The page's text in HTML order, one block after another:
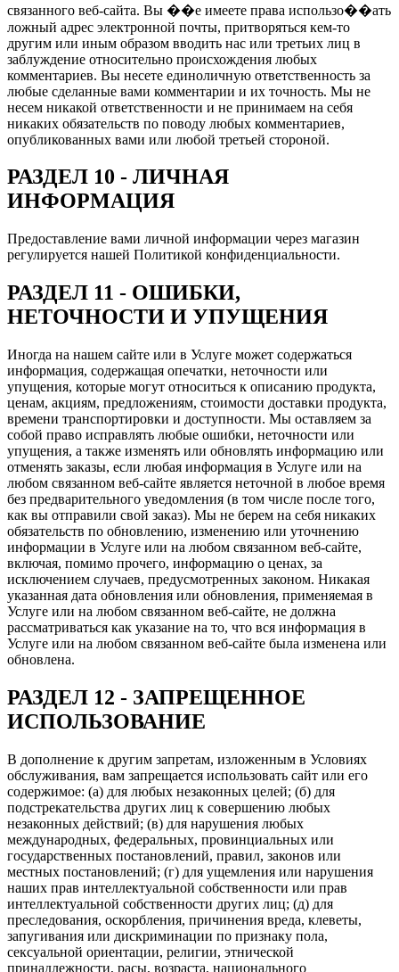
связанного веб-сайта. Вы ��е имеете права использо��ать
ложный адрес электронной почты, притворяться кем-то
другим или иным образом вводить нас или третьих лиц в
заблуждение относительно происхождения любых
комментариев. Вы несете единоличную ответственность за
любые сделанные вами комментарии и их точность. Мы не
несем никакой ответственности и не принимаем на себя
никаких обязательств по поводу любых комментариев,
опубликованных вами или любой третьей стороной.
РАЗДЕЛ 10 - ЛИЧНАЯ
ИНФОРМАЦИЯ
Предоставление вами личной информации через магазин
регулируется нашей Политикой конфиденциальности.
РАЗДЕЛ 11 - ОШИБКИ,
НЕТОЧНОСТИ И УПУЩЕНИЯ
Иногда на нашем сайте или в Услуге может содержаться
информация, содержащая опечатки, неточности или
упущения, которые могут относиться к описанию продукта,
ценам, акциям, предложениям, стоимости доставки продукта,
времени транспортировки и доступности. Мы оставляем за
собой право исправлять любые ошибки, неточности или
упущения, а также изменять или обновлять информацию или
отменять заказы, если любая информация в Услуге или на
любом связанном веб-сайте является неточной в любое время
без предварительного уведомления (в том числе после того,
как вы отправили свой заказ). Мы не берем на себя никаких
обязательств по обновлению, изменению или уточнению
информации в Услуге или на любом связанном веб-сайте,
включая, помимо прочего, информацию о ценах, за
исключением случаев, предусмотренных законом. Никакая
указанная дата обновления или обновления, применяемая в
Услуге или на любом связанном веб-сайте, не должна
рассматриваться как указание на то, что вся информация в
Услуге или на любом связанном веб-сайте была изменена или
обновлена.
РАЗДЕЛ 12 - ЗАПРЕЩЕННОЕ
ИСПОЛЬЗОВАНИЕ
В дополнение к другим запретам, изложенным в Условиях
обслуживания, вам запрещается использовать сайт или его
содержимое: (а) для любых незаконных целей; (б) для
подстрекательства других лиц к совершению любых
незаконных действий; (в) для нарушения любых
международных, федеральных, провинциальных или
государственных постановлений, правил, законов или
местных постановлений; (г) для ущемления или нарушения
наших прав интеллектуальной собственности или прав
интеллектуальной собственности других лиц; (д) для
преследования, оскорбления, причинения вреда, клеветы,
запугивания или дискриминации по признаку пола,
сексуальной ориентации, религии, этнической
принадлежности, расы, возраста, национального